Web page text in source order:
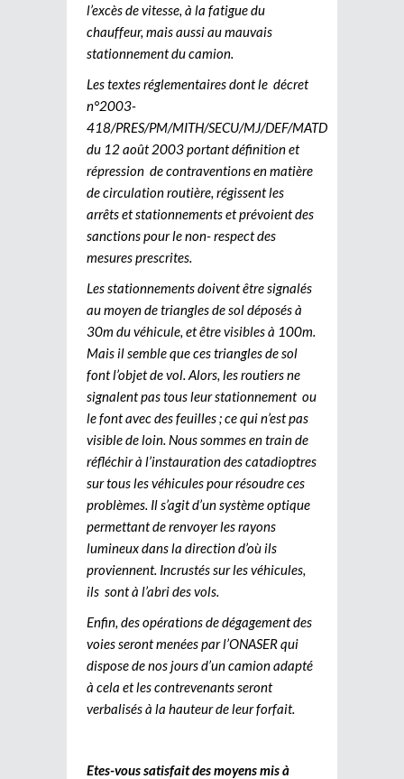
l’excès de vitesse, à la fatigue du
chauffeur, mais aussi au mauvais
stationnement du camion.
Les textes réglementaires dont le décret
n°2003-
418/PRES/PM/MITH/SECU/MJ/DEF/MATD
du 12 août 2003 portant définition et
répression de contraventions en matière
de circulation routière, régissent les
arrêts et stationnements et prévoient des
sanctions pour le non- respect des
mesures prescrites.
Les stationnements doivent être signalés
au moyen de triangles de sol déposés à
30m du véhicule, et être visibles à 100m.
Mais il semble que ces triangles de sol
font l’objet de vol. Alors, les routiers ne
signalent pas tous leur stationnement ou
le font avec des feuilles ; ce qui n’est pas
visible de loin. Nous sommes en train de
réfléchir à l’instauration des catadioptres
sur tous les véhicules pour résoudre ces
problèmes. Il s’agit d’un système optique
permettant de renvoyer les rayons
lumineux dans la direction d’où ils
proviennent. Incrustés sur les véhicules,
ils sont à l’abri des vols.
Enfin, des opérations de dégagement des
voies seront menées par l’ONASER qui
dispose de nos jours d’un camion adapté
à cela et les contrevenants seront
verbalisés à la hauteur de leur forfait.
Etes-vous satisfait des moyens mis à